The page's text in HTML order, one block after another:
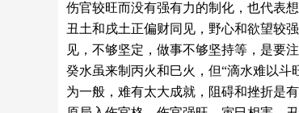
伤官较旺而没有强有力的制化，也代表
丑土和戌土正偏财同见，野心和欲望较
见，不够坚定，做事不够坚持等，是要注
癸水虽来制丙火和巳火，但“滴水难以
为一般，难有太大成就，阻碍和挫折是有